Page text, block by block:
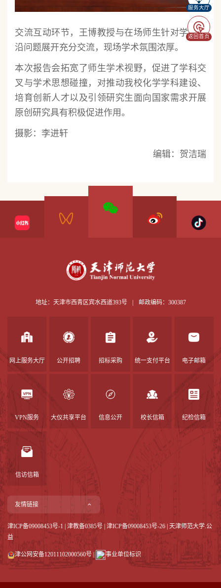
服务大厅
返回首页
交流互动环节，王博教授与在场师生针对学术前
沿问题展开充分交流，现场学术氛围浓厚。
本次报告会拓宽了师生学术视野，促进了学科交
叉与学术思想碰撞，对推动我校化学学科建设、
培育创新人才以及引领研究生面向国家需求开展
原创研究具有积极促进作用。
摄影：李进轩
编辑：贺洁瑞
地址：天津市西青区宾水西道393号 | 邮政编码：300387
网上服务大厅 公开招聘 招标采购 统一支付平台 电子邮箱
VPN服务 大仪共享平台 信息公开 校长信箱 纪检信箱
信访信箱
友情链接
津ICP备09008453号-1 津教备0385号 | 津ICP备09008453号-26 | 天津师范大学.公
益
津公网安备12011102000560号 事业单位标识